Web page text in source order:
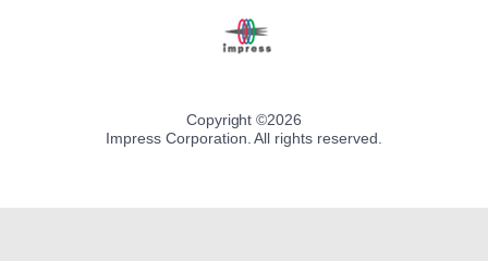
Copyright ©2026
Impress Corporation. All rights reserved.